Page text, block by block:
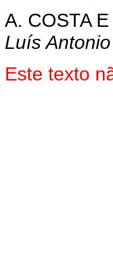
A. COSTA
Luís
Este texto